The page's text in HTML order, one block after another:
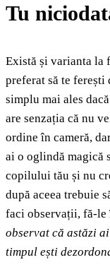
Tu
Există și varianta la
preferat să te ferești
simplu mai ales
are senzația că nu
ordine în cameră,
ai o oglindă magică
copilului tău și nu
după aceea trebuie
faci observații, fă-le
observat că astăzi
timpul ești